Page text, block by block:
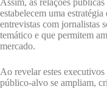
estabelecem uma
entrevistas com jornalistas
temático e que permitem
mercado.
Ao revelar estes
público-alvo se ampliam,